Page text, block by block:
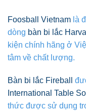
Foosball Vietnam là
dòng bàn bi lắc
kiện chính hãng ở
tâm về chất lượng.
Bàn bi lắc Fireball
International Table
thức được sử dụng